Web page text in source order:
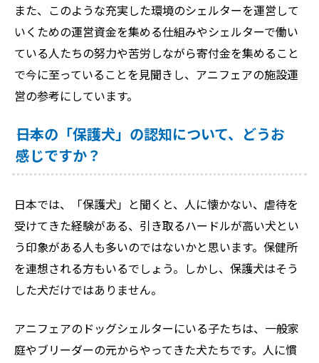
また、このような充実した環境のシェルターを運営して
いくための運営資金を集める仕組みやシェルターで働い
ている人たちの努力や苦労しながら寄付金を集めること
で今に至っていることを見聞きし、アニフェアの施設運
営の参考にしています。
――日本の「保護犬」の認知について、どうお
感じですか？
日本では、「保護犬」と聞くと、人に懐かない、虐待を
受けてきた経験がある、引き取るハードルが高い犬とい
う印象がある人も多いのではないかと思います。保健所
を連想される方もいるでしょう。しかし、保護犬はそう
した犬だけではありません。
アニフェアのドッグシェルターにいる子たちは、一般家
庭やブリーダーの元からやってきた犬たちです。人に慣